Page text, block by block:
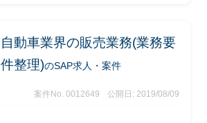
自動車業界の販売業務(業務要
件整理)のSAP求人・案件
案件No. 0012649 公開日: 2019/08/09